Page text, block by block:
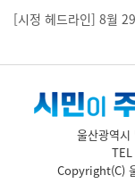
[시정 헤드라인] 8월
울산광역
Copyright(C)